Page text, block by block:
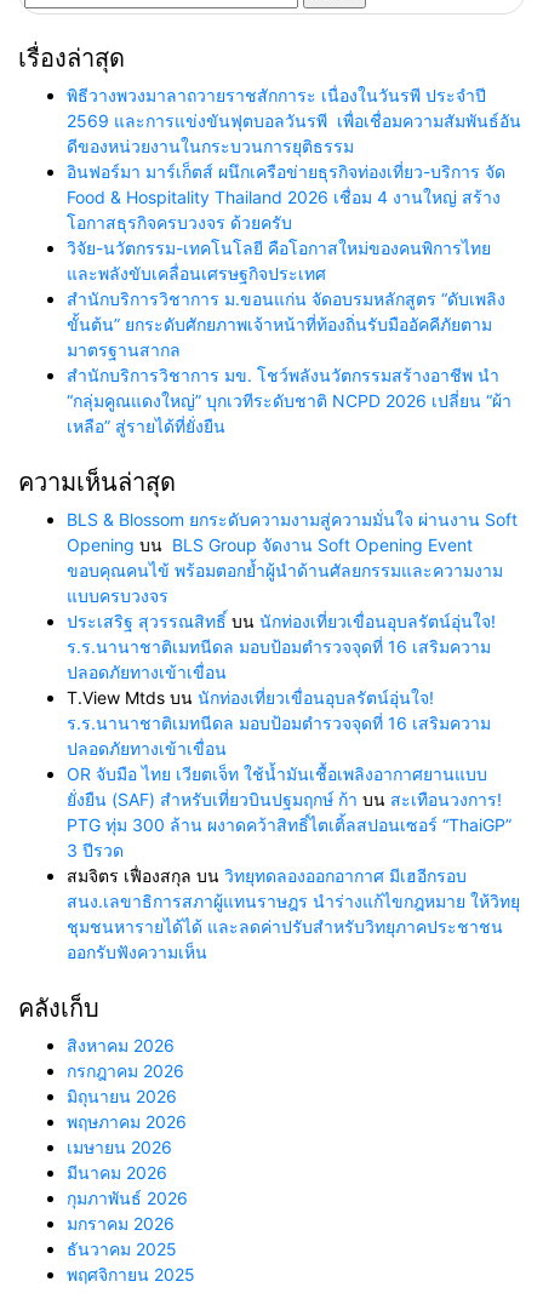
สำหรับ:
เรื่องล่าสุด
พิธีวางพวงมาลาถวายราชสักการะ เนื่องในวันรพี ประจำปี
2569 และการแข่งขันฟุตบอลวันรพี เพื่อเชื่อมความสัมพันธ์อัน
ดีของหน่วยงานในกระบวนการยุติธรรม
อินฟอร์มา มาร์เก็ตส์ ผนึกเครือข่ายธุรกิจท่องเที่ยว-บริการ จัด
Food & Hospitality Thailand 2026 เชื่อม 4 งานใหญ่ สร้าง
โอกาสธุรกิจครบวงจร ด้วยครับ
วิจัย-นวัตกรรม-เทคโนโลยี คือโอกาสใหม่ของคนพิการไทย
และพลังขับเคลื่อนเศรษฐกิจประเทศ
สำนักบริการวิชาการ ม.ขอนแก่น จัดอบรมหลักสูตร “ดับเพลิง
ขั้นต้น” ยกระดับศักยภาพเจ้าหน้าที่ท้องถิ่นรับมืออัคคีภัยตาม
มาตรฐานสากล
สำนักบริการวิชาการ มข. โชว์พลังนวัตกรรมสร้างอาชีพ นำ
“กลุ่มคูณแดงใหญ่” บุกเวทีระดับชาติ NCPD 2026 เปลี่ยน “ผ้า
เหลือ” สู่รายได้ที่ยั่งยืน
ความเห็นล่าสุด
BLS & Blossom ยกระดับความงามสู่ความมั่นใจ ผ่านงาน Soft
Opening บน BLS Group จัดงาน Soft Opening Event
ขอบคุณคนไข้ พร้อมตอกย้ำผู้นำด้านศัลยกรรมและความงาม
แบบครบวงจร
ประเสริฐ สุวรรณสิทธิ์ บน นักท่องเที่ยวเขื่อนอุบลรัตน์อุ่นใจ!
ร.ร.นานาชาติเมทนีดล มอบป้อมตำรวจจุดที่ 16 เสริมความ
ปลอดภัยทางเข้าเขื่อน
T.View Mtds บน นักท่องเที่ยวเขื่อนอุบลรัตน์อุ่นใจ!
ร.ร.นานาชาติเมทนีดล มอบป้อมตำรวจจุดที่ 16 เสริมความ
ปลอดภัยทางเข้าเขื่อน
OR จับมือ ไทย เวียตเจ็ท ใช้น้ำมันเชื้อเพลิงอากาศยานแบบ
ยั่งยืน (SAF) สำหรับเที่ยวบินปฐมฤกษ์ ก้า บน สะเทือนวงการ!
PTG ทุ่ม 300 ล้าน ผงาดคว้าสิทธิ์ไตเติ้ลสปอนเซอร์ “ThaiGP”
3 ปีรวด
สมจิตร เฟื่องสกุล บน วิทยุทดลองออกอากาศ มีเฮอีกรอบ
สนง.เลขาธิการสภาผู้แทนราษฎร นำร่างแก้ไขกฎหมาย ให้วิทยุ
ชุมชนหารายได้ได้ และลดค่าปรับสำหรับวิทยุภาคประชาชน
ออกรับฟังความเห็น
คลังเก็บ
สิงหาคม 2026
กรกฎาคม 2026
มิถุนายน 2026
พฤษภาคม 2026
เมษายน 2026
มีนาคม 2026
กุมภาพันธ์ 2026
มกราคม 2026
ธันวาคม 2025
พฤศจิกายน 2025